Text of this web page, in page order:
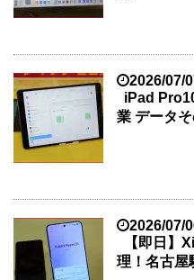
2026/07/
iPad
業 データ
2026/07/
【即日】
理！名古屋